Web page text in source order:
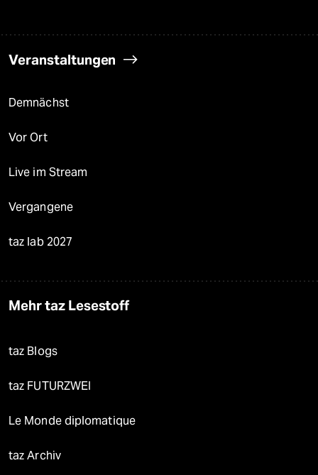
Veranstaltungen
Demnächst
Vor Ort
Live im Stream
Vergangene
taz lab 2027
Mehr taz Lesestoff
taz Blogs
taz FUTURZWEI
Le Monde diplomatique
taz Archiv